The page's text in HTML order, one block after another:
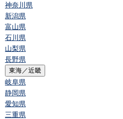
神奈川県
新潟県
富山県
石川県
山梨県
長野県
東海／近畿
岐阜県
静岡県
愛知県
三重県